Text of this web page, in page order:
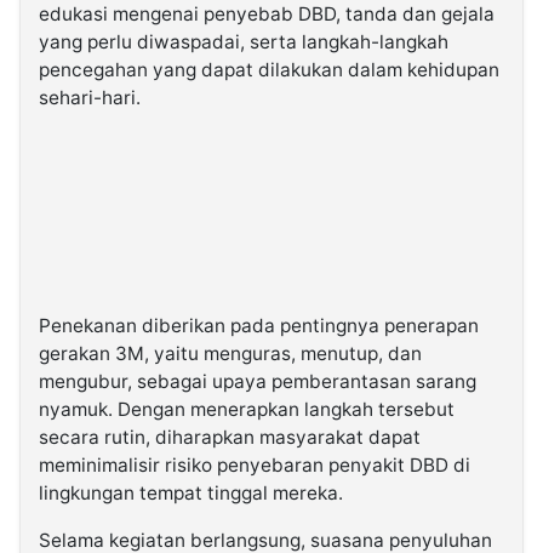
edukasi mengenai penyebab DBD, tanda dan gejala
yang perlu diwaspadai, serta langkah-langkah
pencegahan yang dapat dilakukan dalam kehidupan
sehari-hari.
Penekanan diberikan pada pentingnya penerapan
gerakan 3M, yaitu menguras, menutup, dan
mengubur, sebagai upaya pemberantasan sarang
nyamuk. Dengan menerapkan langkah tersebut
secara rutin, diharapkan masyarakat dapat
meminimalisir risiko penyebaran penyakit DBD di
lingkungan tempat tinggal mereka.
Selama kegiatan berlangsung, suasana penyuluhan